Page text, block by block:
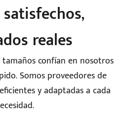
reales
confían en nosotros
Somos proveedores de
y adaptadas a cada